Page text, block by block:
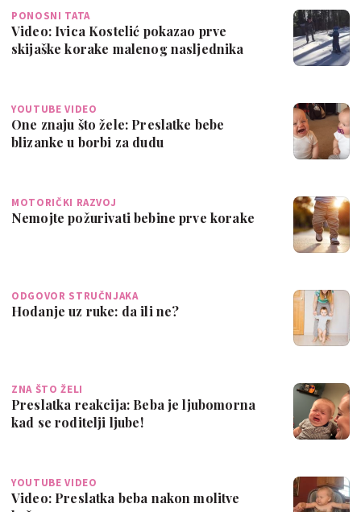
PONOSNI TATA
Video: Ivica Kostelić pokazao prve
skijaške korake malenog nasljednika
YOUTUBE VIDEO
One znaju što žele: Preslatke bebe
blizanke u borbi za dudu
MOTORIČKI RAZVOJ
Nemojte požurivati bebine prve korake
ODGOVOR STRUČNJAKA
Hodanje uz ruke: da ili ne?
ZNA ŠTO ŽELI
Preslatka reakcija: Beba je ljubomorna
kad se roditelji ljube!
YOUTUBE VIDEO
Video: Preslatka beba nakon molitve